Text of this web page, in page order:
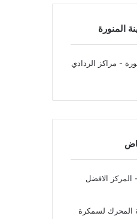
المنورة
- مراكز الردادي
- المركز الافضل
المحرك لسمكرة